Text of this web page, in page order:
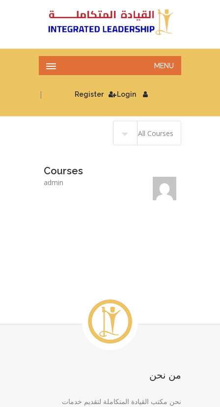
MENU
Login
| Register
Courses
admin
من نحن
نحن مكتب القيادة المتكاملة لتقديم خدمات